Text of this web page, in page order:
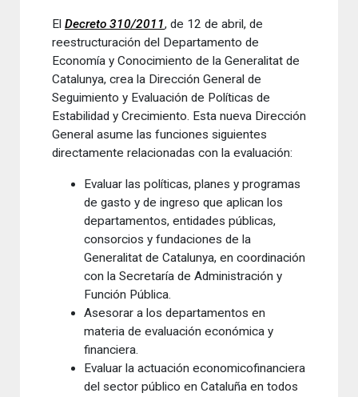
El Decreto 310/2011, de 12 de abril, de
reestructuración del Departamento de
Economía y Conocimiento de la Generalitat de
Catalunya, crea la Dirección General de
Seguimiento y Evaluación de Políticas de
Estabilidad y Crecimiento. Esta nueva Dirección
General asume las funciones siguientes
directamente relacionadas con la evaluación:
Evaluar las políticas, planes y programas
de gasto y de ingreso que aplican los
departamentos, entidades públicas,
consorcios y fundaciones de la
Generalitat de Catalunya, en coordinación
con la Secretaría de Administración y
Función Pública.
Asesorar a los departamentos en
materia de evaluación económica y
financiera.
Evaluar la actuación economicofinanciera
del sector público en Cataluña en todos